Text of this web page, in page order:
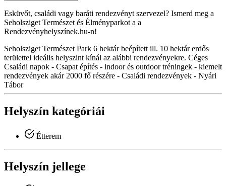
Esküvőt, családi vagy baráti rendezvényt szervezel? Ismerd meg a
Seholsziget Természet és Élményparkot a a
Rendezvényhelyszínek.hu-n!
Seholsziget Természet Park 6 hektár beépített ill. 10 hektár erdős
területtel ideális helyszint kínál az alábbi rendezvényekre. Céges
Családi napok - Csapat építés - indoor és outdoor tréningek - kiemelt
rendezvények akár 2000 fő részére - Családi rendezvények - Nyári
Tábor
Helyszín kategóriái
Étterem
Helyszín jellege